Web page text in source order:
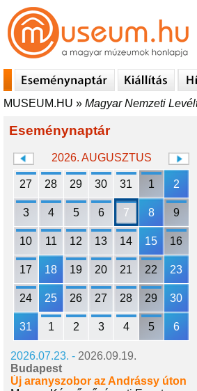
MUSEUM.HU » Magyar Nemzeti
Eseménynaptár
2026. AUGUSZTUS
27 28 29 30 31 1 2
3 4 5 6 7 8 9
10 11 12 13 14 15 16
17 18 19 20 21 22 23
24 25 26 27 28 29 30
31 1 2 3 4 5 6
2026.07.23. - 2026.09.19.
Budapest
Új aranyszobor az Andrássy úton